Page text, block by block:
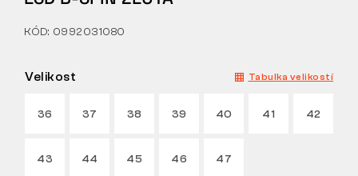
VRÁCENÍ/VÝMĚNA
KÓD: 0992031080
Velikost Tabulka velikostí
36 37 38 39 40 41 42
43 44 45 46 47